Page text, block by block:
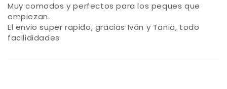
Muy comodos y perfectos para los peques que
empiezan.
El envio super rapido, gracias Iván y Tania, todo
facilididades